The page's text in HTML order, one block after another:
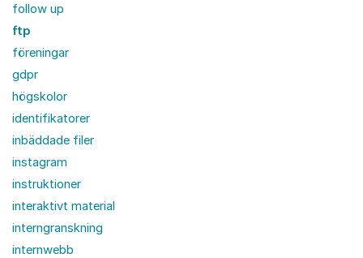
follow up
ftp
föreningar
gdpr
högskolor
identifikatorer
inbäddade filer
instagram
instruktioner
interaktivt material
interngranskning
internwebb